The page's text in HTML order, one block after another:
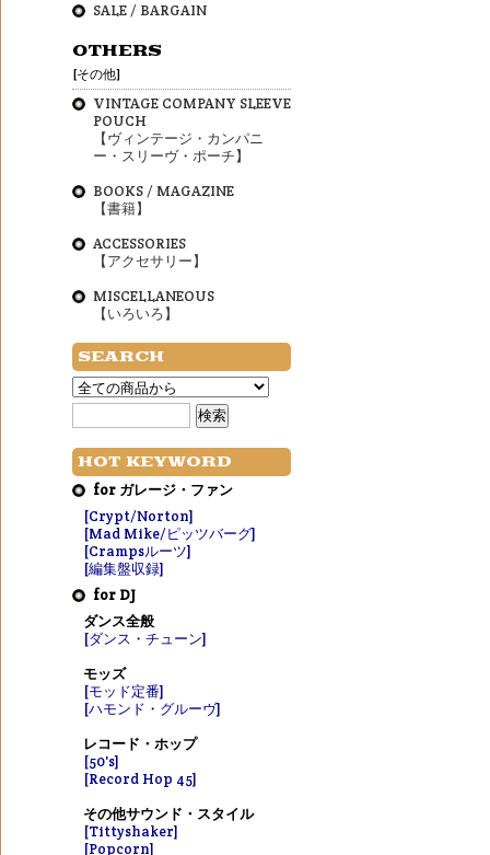
SALE / BARGAIN
OTHERS
[その他]
VINTAGE COMPANY SLEEVE
POUCH
【ヴィンテージ・カンパニ
ー・スリーヴ・ポーチ】
BOOKS / MAGAZINE
【書籍】
ACCESSORIES
【アクセサリー】
MISCELLANEOUS
【いろいろ】
SEARCH
HOT KEYWORD
for ガレージ・ファン
[Crypt/Norton]
[Mad Mike/ピッツバーグ]
[Crampsルーツ]
[編集盤収録]
for DJ
ダンス全般
[ダンス・チューン]
モッズ
[モッド定番]
[ハモンド・グルーヴ]
レコード・ホップ
[50's]
[Record Hop 45]
その他サウンド・スタイル
[Tittyshaker]
[Popcorn]